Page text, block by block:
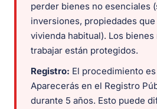
perder bienes no esenciales
inversiones, propiedades que
vivienda habitual). Los
trabajar están protegidos.
Registro: El procedimiento
Aparecerás en el Registro
durante 5 años. Esto puede